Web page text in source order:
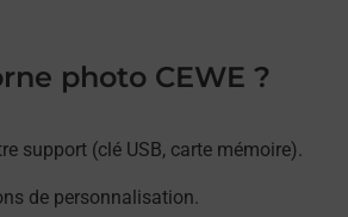
photo CEWE ?
support (clé USB, carte mémoire).
de personnalisation.